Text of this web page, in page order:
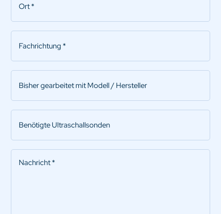
Fachrichtung
Bisher
gearbeitet
mit
Modell
Hersteller
Benötigte
Ultraschallsonden
Nachricht